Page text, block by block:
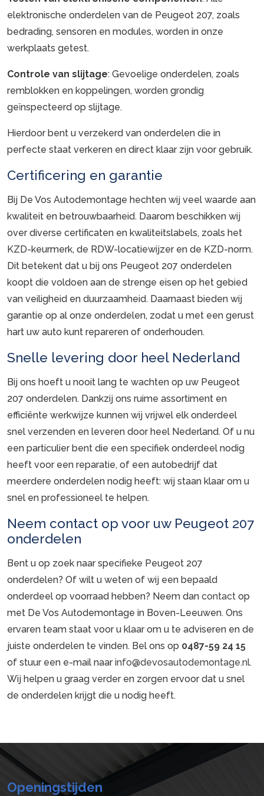
elektronische onderdelen van de Peugeot 207, zoals
bedrading, sensoren en modules, worden in onze
werkplaats getest.
Controle van slijtage: Gevoelige onderdelen, zoals
remblokken en koppelingen, worden grondig
geïnspecteerd op slijtage.
Hierdoor bent u verzekerd van onderdelen die in
perfecte staat verkeren en direct klaar zijn voor gebruik.
Certificering en garantie
Bij De Vos Autodemontage hechten wij veel waarde aan
kwaliteit en betrouwbaarheid. Daarom beschikken wij
over diverse certificaten en kwaliteitslabels, zoals het
KZD-keurmerk, de RDW-locatiewijzer en de KZD-norm.
Dit betekent dat u bij ons Peugeot 207 onderdelen
koopt die voldoen aan de strenge eisen op het gebied
van veiligheid en duurzaamheid. Daarnaast bieden wij
garantie op al onze onderdelen, zodat u met een gerust
hart uw auto kunt repareren of onderhouden.
Snelle levering door heel Nederland
Bij ons hoeft u nooit lang te wachten op uw Peugeot
207 onderdelen. Dankzij ons ruime assortiment en
efficiënte werkwijze kunnen wij vrijwel elk onderdeel
snel verzenden en leveren door heel Nederland. Of u nu
een particulier bent die een specifiek onderdeel nodig
heeft voor een reparatie, of een autobedrijf dat
meerdere onderdelen nodig heeft: wij staan klaar om u
snel en professioneel te helpen.
Neem contact op voor uw Peugeot 207
onderdelen
Bent u op zoek naar specifieke Peugeot 207
onderdelen? Of wilt u weten of wij een bepaald
onderdeel op voorraad hebben? Neem dan contact op
met De Vos Autodemontage in Boven-Leeuwen. Ons
ervaren team staat voor u klaar om u te adviseren en de
juiste onderdelen te vinden. Bel ons op 0487-59 24 15
of stuur een e-mail naarinfo@devosautodemontage.nl.
Wij helpen u graag verder en zorgen ervoor dat u snel
de onderdelen krijgt die u nodig heeft.
Openingstijden